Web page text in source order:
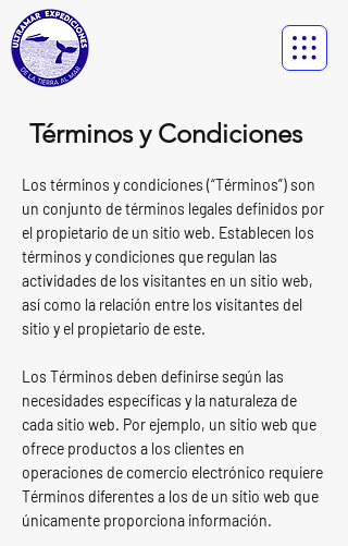
Términos y Condiciones
Los términos y condiciones (“Términos”) son
un conjunto de términos legales definidos por
el propietario de un sitio web. Establecen los
términos y condiciones que regulan las
actividades de los visitantes en un sitio web,
así como la relación entre los visitantes del
sitio y el propietario de este.
Los Términos deben definirse según las
necesidades específicas y la naturaleza de
cada sitio web. Por ejemplo, un sitio web que
ofrece productos a los clientes en
operaciones de comercio electrónico requiere
Términos diferentes a los de un sitio web que
únicamente proporciona información.